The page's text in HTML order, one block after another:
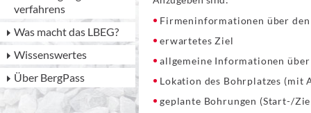
verfahrens
Was macht das LBEG?
Wissenswertes
Über BergPass
Firmeninformationen über
erwartetes Ziel
allgemeine Informationen
Lokation des Bohrplatzes (mit
geplante Bohrungen (Start-/